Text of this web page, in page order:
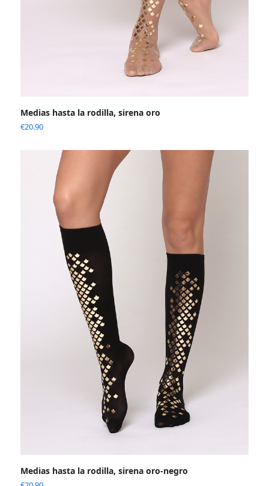
Medias hasta la rodilla, sirena oro
€20.90
Medias hasta la rodilla, sirena oro-negro